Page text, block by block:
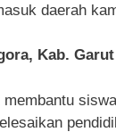
daerah
Kab. Garut
membantu